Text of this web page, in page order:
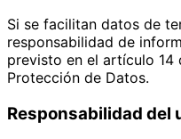
Si se facilitan datos de
responsabilidad de
previsto en el artículo 14
Protección de Datos.
Responsabilidad del